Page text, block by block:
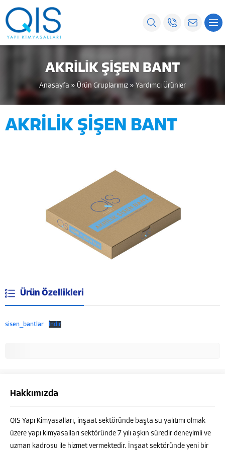
AKRİLİK ŞİŞEN BANT
Anasayfa » Ürün Gruplarımız » Yardımcı Ürünler
AKRİLİK ŞİŞEN BANT
Ürün Özellikleri
sisen_bantlar İndir
Hakkımızda
QIS Yapı Kimyasalları, inşaat sektöründe başta su yalıtımı olmak
üzere yapı kimyasalları sektöründe 7 yılı aşkın süredir deneyimli ve
uzman kadrosu ile hizmet vermektedir. İnşaat sektöründe yeni bir
Müşteri Temsilcisi